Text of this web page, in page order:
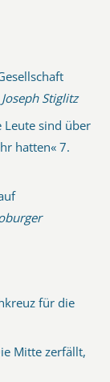
Joseph Stiglitz
Leute sind über
hatten« 7.
für die
Mitte zerfällt,